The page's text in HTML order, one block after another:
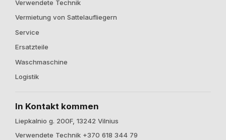
Verwendete Technik
Vermietung von Sattelaufliegern
Service
Ersatzteile
Waschmaschine
Logistik
In Kontakt kommen
Liepkalnio g. 200F, 13242 Vilnius
Verwendete Technik +370 618 344 79